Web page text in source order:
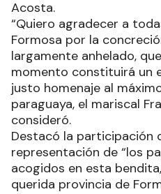
Acosta.
“Quiero agradecer a
Formosa por la
largamente anhelado,
momento constituirá un
justo homenaje al
paraguaya, el mariscal
consideró.
Destacó la participación
representación de “los
acogidos en esta
querida provincia de